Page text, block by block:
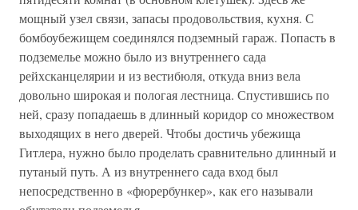
мощный узел связи, запасы продовольствия, кухня. С
бомбоубежищем соединялся подземный гараж. Попасть в
подземелье можно было из внутреннего сада
рейхсканцелярии и из вестибюля, откуда вниз вела
довольно широкая и пологая лестница. Спустившись по
ней, сразу попадаешь в длинный коридор со множеством
выходящих в него дверей. Чтобы достичь убежища
Гитлера, нужно было проделать сравнительно длинный и
путаный путь. А из внутреннего сада вход был
непосредственно в «фюрербункер», как его называли